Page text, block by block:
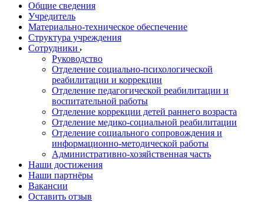
Общие сведения
Учредитель
Материально-техническое обеспечение
Структура учреждения
Сотрудники
Руководство
Отделение социально-психологической
реабилитации и коррекции
Отделение педагогической реабилитации и
воспитательной работы
Отделение коррекции детей раннего возраста
Отделение медико-социальной реабилитации
Отделение социального сопровождения и
информационно-методической работы
Административно-хозяйственная часть
Наши достижения
Наши партнёры
Вакансии
Оставить отзыв